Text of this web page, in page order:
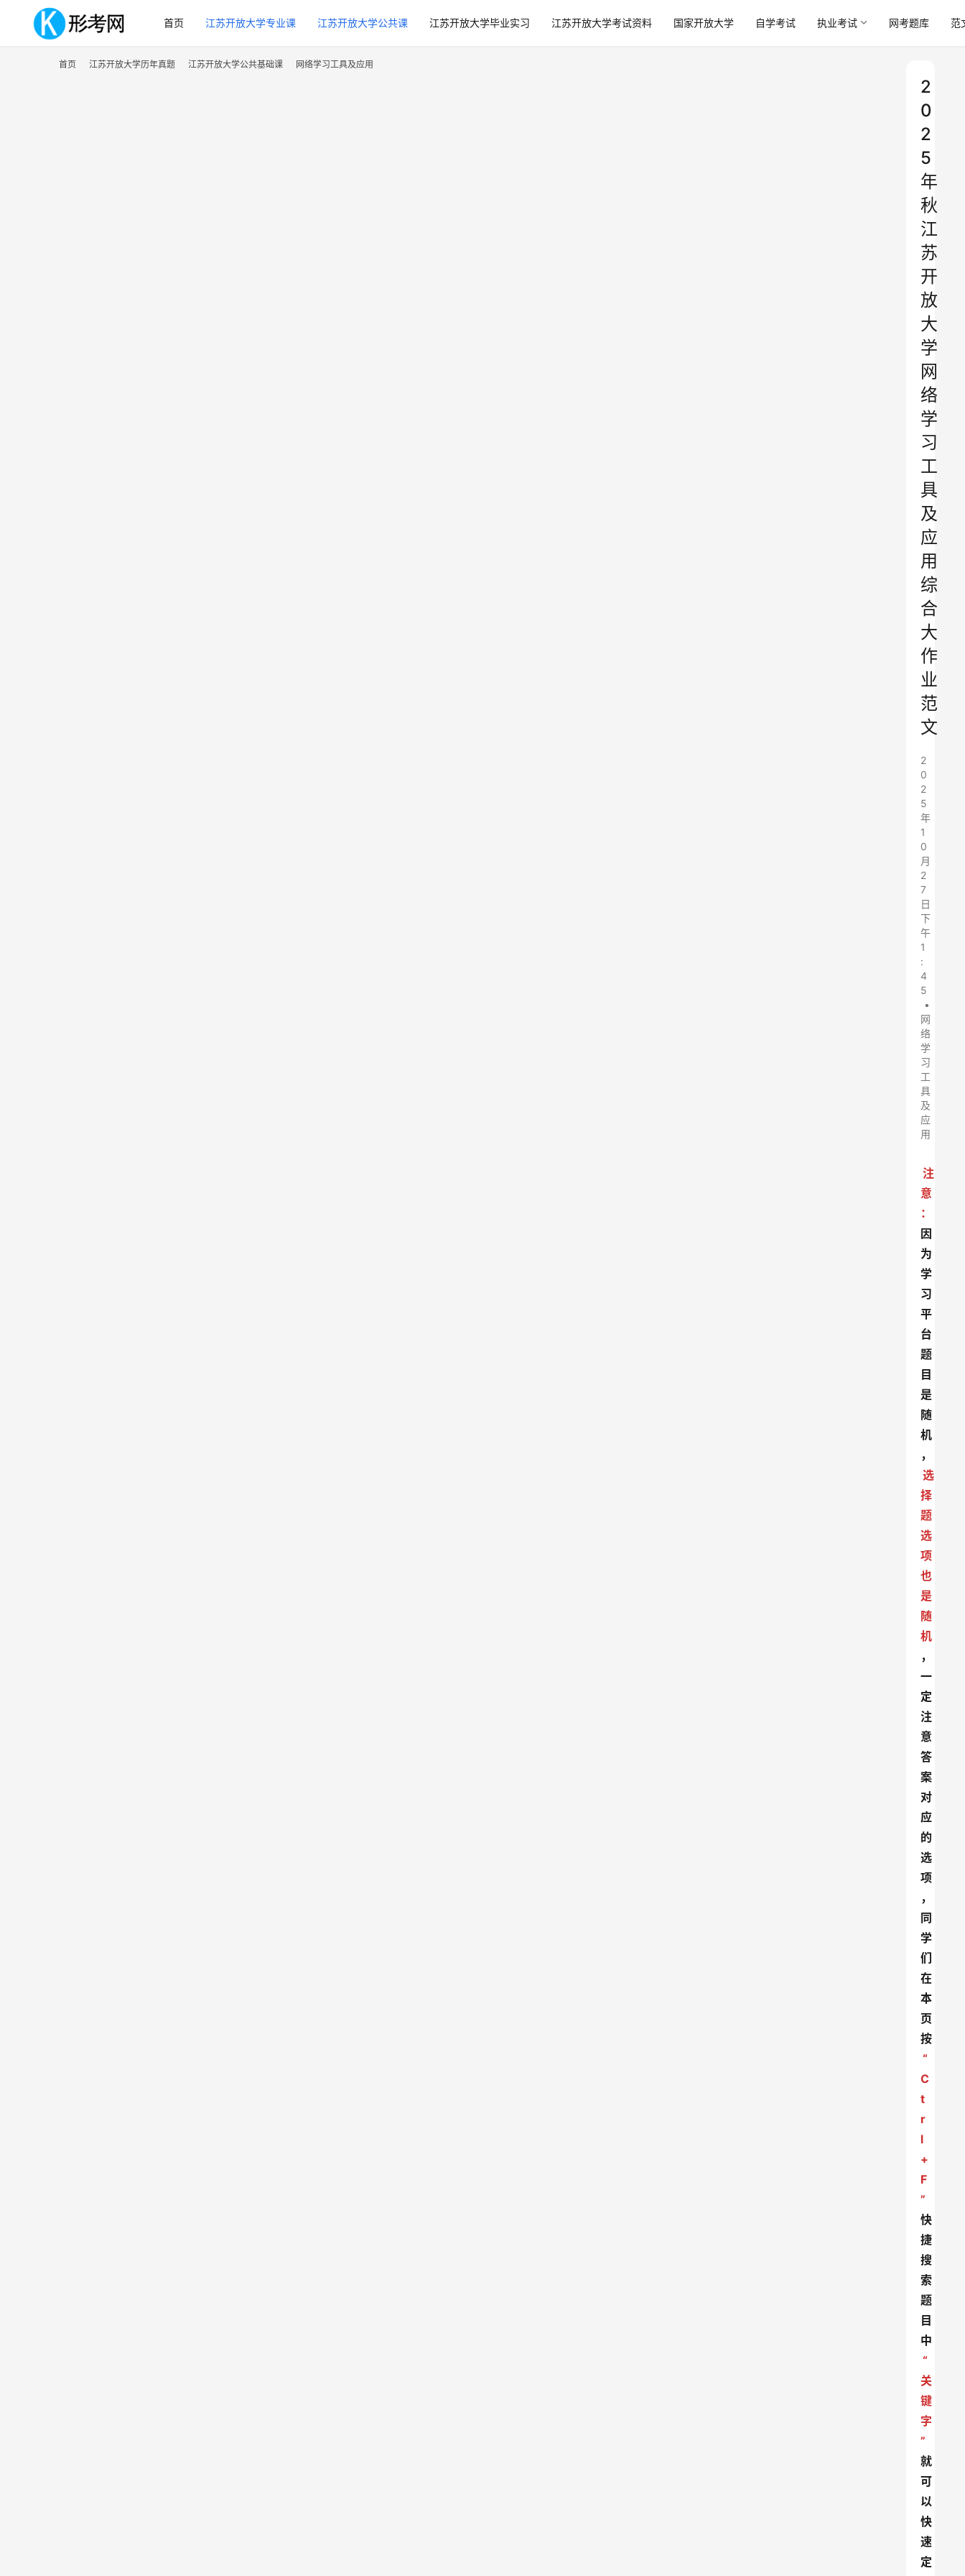
首页 江苏开放大学专业课 江苏开放大学公共课 江苏开放大学毕业实习 江苏开放大学考试资料 国家开放大学 自学考试 执业考试 网考题库 范
首页 江苏开放大学历年真题 江苏开放大学公共基础课 网络学习工具及应用
2
0
2
5
年
秋
江
苏
开
放
大
学
网
络
学
习
工
具
及
应
用
综
合
大
作
业
范
文
2
0
2
5
年
1
0
月
2
7
日
下
午
1
:
4
5
•
网
络
学
习
工
具
及
应
用
注
意
：
因
为
学
习
平
台
题
目
是
随
机
，
选
择
题
选
项
也
是
随
机
，
一
定
注
意
答
案
对
应
的
选
项
，
同
学
们
在
本
页
按
“
C
t
r
l
+
F
”
快
捷
搜
索
题
目
中
“
关
键
字
”
就
可
以
快
速
定